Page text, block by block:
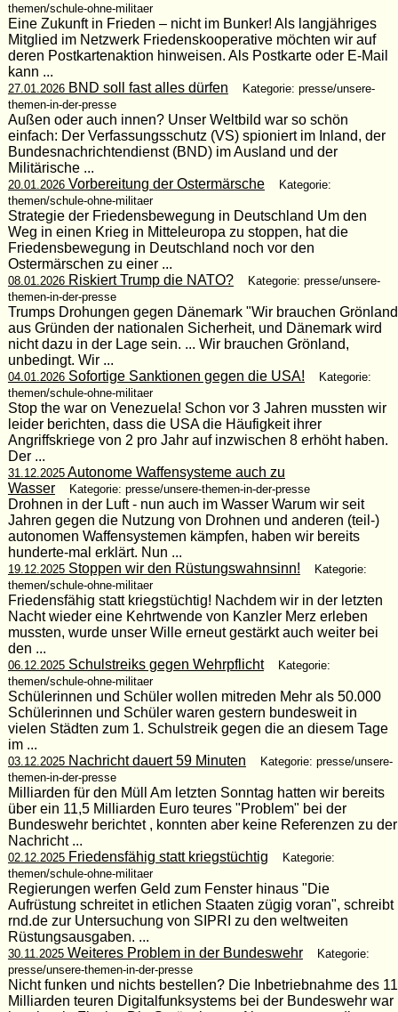
themen/schule-ohne-militaer
Eine Zukunft in Frieden – nicht im Bunker! Als langjähriges
Mitglied im Netzwerk Friedenskooperative möchten wir auf
deren Postkartenaktion hinweisen. Als Postkarte oder E-Mail
kann ...
27.01.2026BND soll fast alles dürfen
Kategorie: presse/unsere-
themen-in-der-presse
Außen oder auch innen? Unser Weltbild war so schön
einfach: Der Verfassungsschutz (VS) spioniert im Inland, der
Bundesnachrichtendienst (BND) im Ausland und der
Militärische ...
20.01.2026Vorbereitung der Ostermärsche
Kategorie:
themen/schule-ohne-militaer
Strategie der Friedensbewegung in Deutschland Um den
Weg in einen Krieg in Mitteleuropa zu stoppen, hat die
Friedensbewegung in Deutschland noch vor den
Ostermärschen zu einer ...
08.01.2026Riskiert Trump die NATO?
Kategorie: presse/unsere-
themen-in-der-presse
Trumps Drohungen gegen Dänemark "Wir brauchen Grönland
aus Gründen der nationalen Sicherheit, und Dänemark wird
nicht dazu in der Lage sein. ... Wir brauchen Grönland,
unbedingt. Wir ...
04.01.2026Sofortige Sanktionen gegen die USA!
Kategorie:
themen/schule-ohne-militaer
Stop the war on Venezuela! Schon vor 3 Jahren mussten wir
leider berichten, dass die USA die Häufigkeit ihrer
Angriffskriege von 2 pro Jahr auf inzwischen 8 erhöht haben.
Der ...
31.12.2025Autonome Waffensysteme auch zu
Wasser
Kategorie: presse/unsere-themen-in-der-presse
Drohnen in der Luft - nun auch im Wasser Warum wir seit
Jahren gegen die Nutzung von Drohnen und anderen (teil-)
autonomen Waffensystemen kämpfen, haben wir bereits
hunderte-mal erklärt. Nun ...
19.12.2025Stoppen wir den Rüstungswahnsinn!
Kategorie:
themen/schule-ohne-militaer
Friedensfähig statt kriegstüchtig! Nachdem wir in der letzten
Nacht wieder eine Kehrtwende von Kanzler Merz erleben
mussten, wurde unser Wille erneut gestärkt auch weiter bei
den ...
06.12.2025Schulstreiks gegen Wehrpflicht
Kategorie:
themen/schule-ohne-militaer
Schülerinnen und Schüler wollen mitreden Mehr als 50.000
Schülerinnen und Schüler waren gestern bundesweit in
vielen Städten zum 1. Schulstreik gegen die an diesem Tage
im ...
03.12.2025Nachricht dauert 59 Minuten
Kategorie: presse/unsere-
themen-in-der-presse
Milliarden für den Müll Am letzten Sonntag hatten wir bereits
über ein 11,5 Milliarden Euro teures "Problem" bei der
Bundeswehr berichtet , konnten aber keine Referenzen zu der
Nachricht ...
02.12.2025Friedensfähig statt kriegstüchtig
Kategorie:
themen/schule-ohne-militaer
Regierungen werfen Geld zum Fenster hinaus "Die
Aufrüstung schreitet in etlichen Staaten zügig voran", schreibt
rnd.de zur Untersuchung von SIPRI zu den weltweiten
Rüstungsausgaben. ...
30.11.2025Weiteres Problem in der Bundeswehr
Kategorie:
presse/unsere-themen-in-der-presse
Nicht funken und nichts bestellen? Die Inbetriebnahme des 11
Milliarden teuren Digitalfunksystems bei der Bundeswehr war